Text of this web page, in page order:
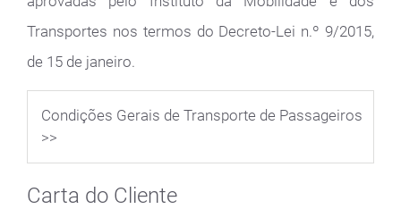
Transportes nos termos do Decreto-Lei n.º 9/2015,
de 15 de janeiro.
Condições Gerais de Transporte de Passageiros
>>
Carta do Cliente